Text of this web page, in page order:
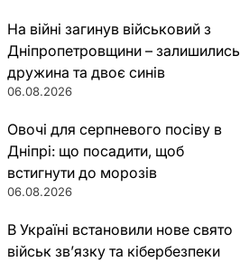
На війні загинув військовий з
Дніпропетровщини – залишились
дружина та двоє синів
06.08.2026
Овочі для серпневого посіву в
Дніпрі: що посадити, щоб
встигнути до морозів
06.08.2026
В Україні встановили нове свято
військ зв’язку та кібербезпеки